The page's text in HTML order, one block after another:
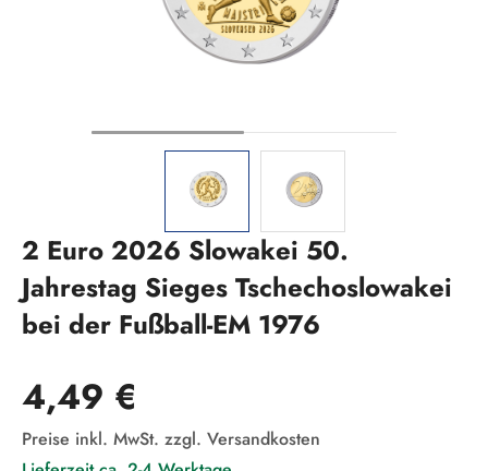
2 Euro 2026 Slowakei 50.
Jahrestag Sieges Tschechoslowakei
bei der Fußball-EM 1976
Regulärer Preis:
4,49 €
Preise inkl. MwSt. zzgl. Versandkosten